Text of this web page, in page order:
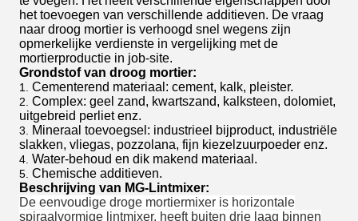
het toevoegen van verschillende additieven. De vraag
naar droog mortier is verhoogd snel wegens zijn
opmerkelijke verdienste in vergelijking met de
mortierproductie in job-site.
Grondstof van droog mortier:
1. Cementerend materiaal: cement, kalk, pleister.
2. Complex: geel zand, kwartszand, kalksteen, dolomiet,
uitgebreid perliet enz.
3.
Mineraal toevoegsel: industrieel bijproduct, industriële
slakken, vliegas, pozzolana, fijn kiezelzuurpoeder enz.
4. Water-behoud en dik makend materiaal.
5. Chemische additieven.
Beschrijving van MG-Lintmixer:
De eenvoudige droge mortiermixer is horizontale
spiraalvormige lintmixer, heeft buiten drie laag binnen